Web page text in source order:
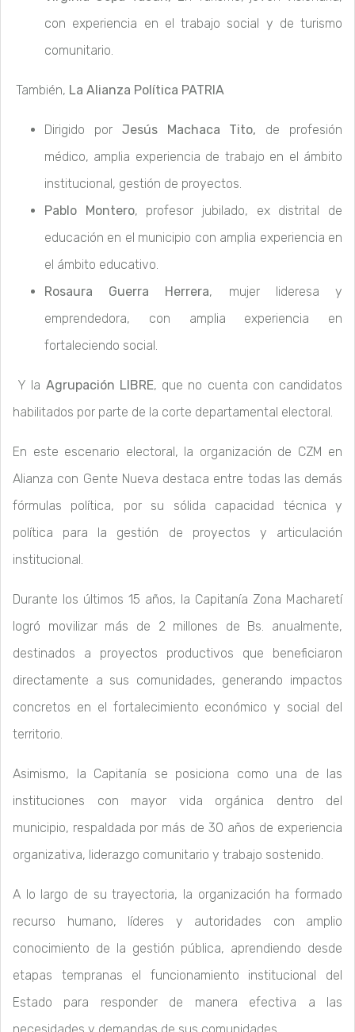
con experiencia en el trabajo social y de turismo
comunitario.
También, La Alianza Política PATRIA
Dirigido por Jesús Machaca Tito, de profesión
médico, amplia experiencia de trabajo en el ámbito
institucional, gestión de proyectos.
Pablo Montero, profesor jubilado, ex distrital de
educación en el municipio con amplia experiencia en
el ámbito educativo.
Rosaura Guerra Herrera, mujer lideresa y
emprendedora, con amplia experiencia en
fortaleciendo social.
Y la Agrupación LIBRE, que no cuenta con candidatos
habilitados por parte de la corte departamental electoral.
En este escenario electoral, la organización de CZM en
Alianza con Gente Nueva destaca entre todas las demás
fórmulas política, por su sólida capacidad técnica y
política para la gestión de proyectos y articulación
institucional.
Durante los últimos 15 años, la Capitanía Zona Macharetí
logró movilizar más de 2 millones de Bs. anualmente,
destinados a proyectos productivos que beneficiaron
directamente a sus comunidades, generando impactos
concretos en el fortalecimiento económico y social del
territorio.
Asimismo, la Capitanía se posiciona como una de las
instituciones con mayor vida orgánica dentro del
municipio, respaldada por más de 30 años de experiencia
organizativa, liderazgo comunitario y trabajo sostenido.
A lo largo de su trayectoria, la organización ha formado
recurso humano, líderes y autoridades con amplio
conocimiento de la gestión pública, aprendiendo desde
etapas tempranas el funcionamiento institucional del
Estado para responder de manera efectiva a las